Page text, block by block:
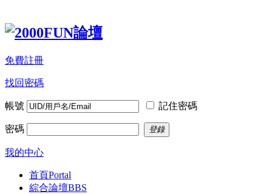
免費註冊
找回密碼
帳號 記住密碼
密碼 登錄
我的中心
首頁Portal
綜合論壇BBS